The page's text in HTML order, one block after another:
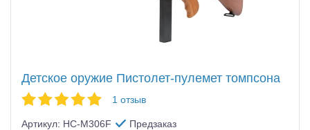
Детское оружие Пистолет-пулемет томпсона
1 отзыв
Артикул: HC-M306F Предзаказ